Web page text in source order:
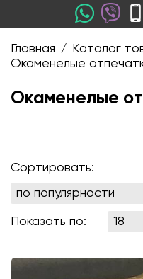
Главная / Каталог
Окаменелые
Окаменелые
Сортировать:
Показать по: